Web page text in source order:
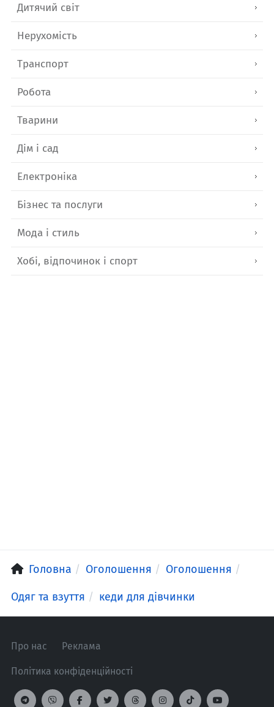
Дитячий світ
Нерухомість
Транспорт
Робота
Тварини
Дім і сад
Електроніка
Бізнес та послуги
Мода і стиль
Хобі, відпочинок і спорт
Головна Оголошення Оголошення
Одяг та взуття кеди для дівчинки
Про нас Реклама
Політика конфіденційності